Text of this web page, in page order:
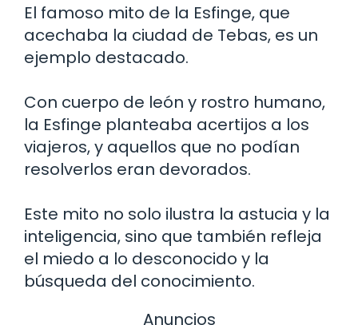
El famoso mito de la Esfinge, que
acechaba la ciudad de Tebas, es un
ejemplo destacado.
Con cuerpo de león y rostro humano,
la Esfinge planteaba acertijos a los
viajeros, y aquellos que no podían
resolverlos eran devorados.
Este mito no solo ilustra la astucia y la
inteligencia, sino que también refleja
el miedo a lo desconocido y la
búsqueda del conocimiento.
Anuncios